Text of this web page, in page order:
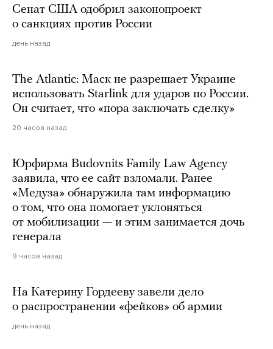
Сенат США одобрил законопроект
о санкциях против России
день назад
The Atlantic: Маск не разрешает Украине
использовать Starlink для ударов по России.
Он считает, что «пора заключать сделку»
20 часов назад
Юрфирма Budovnits Family Law Agency
заявила, что ее сайт взломали. Ранее
«Медуза» обнаружила там информацию
о том, что она помогает уклоняться
от мобилизации — и этим занимается дочь
генерала
9 часов назад
На Катерину Гордееву завели дело
о распространении «фейков» об армии
день назад